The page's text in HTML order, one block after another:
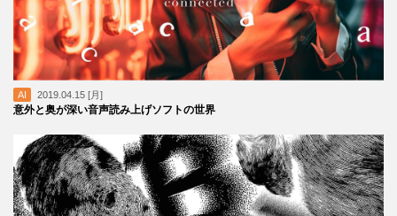
AI 2019.04.15 [月]
意外と奥が深い音声読み上げソフトの世界